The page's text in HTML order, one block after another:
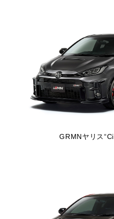
GRMNヤリス